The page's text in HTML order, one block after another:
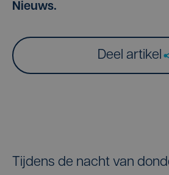
Nieuws.
Deel artikel
Tijdens de nacht van